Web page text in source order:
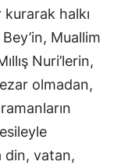
halkı
Muallim
Nuri’lerin,
olmadan,
din, vatan,